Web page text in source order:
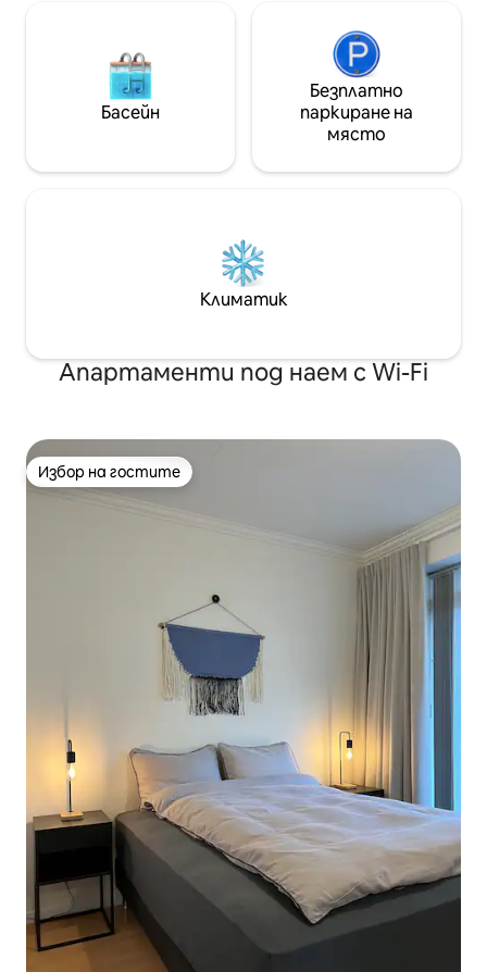
Басейн
Безплатно
паркиране на
място
Климатик
Апартаменти под наем с Wi-Fi
Избор на гостите
Избор на гостите